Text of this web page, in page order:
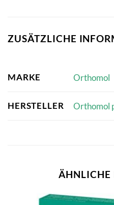
ZUSÄTZLICHE
MARKE Orthomol
HERSTELLER Orthomol
ÄHNLICHE